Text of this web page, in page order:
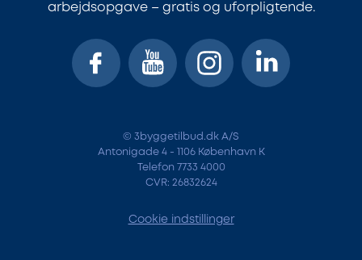
arbejdsopgave – gratis og uforpligtende.
© 3byggetilbud.dk A/S
Antonigade 4 - 1106 København K
Telefon 7733 4000
CVR: 26832624
Cookie indstillinger